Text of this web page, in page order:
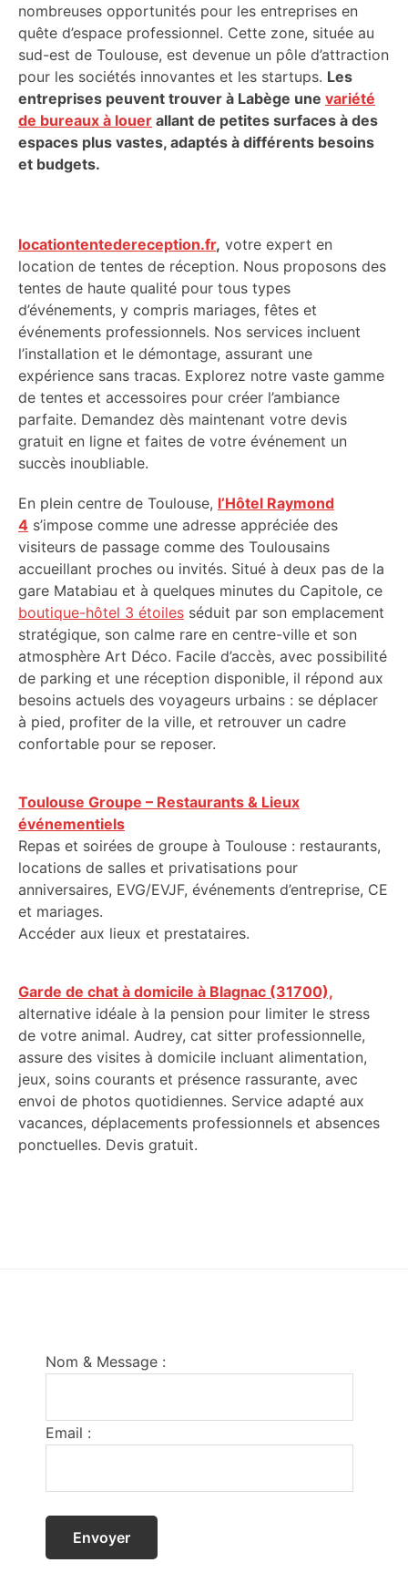
nombreuses opportunités pour les entreprises en
quête d’espace professionnel. Cette zone, située au
sud-est de Toulouse, est devenue un pôle d’attraction
pour les sociétés innovantes et les startups. Les
entreprises peuvent trouver à Labège une variété
de bureaux à louer allant de petites surfaces à des
espaces plus vastes, adaptés à différents besoins
et budgets.
locationtentedereception.fr, votre expert en
location de tentes de réception. Nous proposons des
tentes de haute qualité pour tous types
d’événements, y compris mariages, fêtes et
événements professionnels. Nos services incluent
l’installation et le démontage, assurant une
expérience sans tracas. Explorez notre vaste gamme
de tentes et accessoires pour créer l’ambiance
parfaite. Demandez dès maintenant votre devis
gratuit en ligne et faites de votre événement un
succès inoubliable.
En plein centre de Toulouse, l’Hôtel Raymond
4 s’impose comme une adresse appréciée des
visiteurs de passage comme des Toulousains
accueillant proches ou invités. Situé à deux pas de la
gare Matabiau et à quelques minutes du Capitole, ce
boutique-hôtel 3 étoiles séduit par son emplacement
stratégique, son calme rare en centre-ville et son
atmosphère Art Déco. Facile d’accès, avec possibilité
de parking et une réception disponible, il répond aux
besoins actuels des voyageurs urbains : se déplacer
à pied, profiter de la ville, et retrouver un cadre
confortable pour se reposer.
Toulouse Groupe – Restaurants & Lieux
événementiels
Repas et soirées de groupe à Toulouse : restaurants,
locations de salles et privatisations pour
anniversaires, EVG/EVJF, événements d’entreprise, CE
et mariages.
Accéder aux lieux et prestataires.
Garde de chat à domicile à Blagnac (31700),
alternative idéale à la pension pour limiter le stress
de votre animal. Audrey, cat sitter professionnelle,
assure des visites à domicile incluant alimentation,
jeux, soins courants et présence rassurante, avec
envoi de photos quotidiennes. Service adapté aux
vacances, déplacements professionnels et absences
ponctuelles. Devis gratuit.
Nom & Message :
Email :